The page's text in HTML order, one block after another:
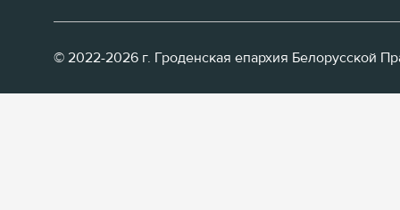
© 2022-2026 г. Гроденская епархия Белорусской